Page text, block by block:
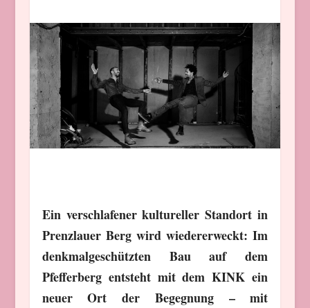
Ein verschlafener kultureller Standort in
Prenzlauer Berg wird wiedererweckt: Im
denkmalgeschützten Bau auf dem
Pfefferberg entsteht mit dem KINK ein
neuer Ort der Begegnung – mit